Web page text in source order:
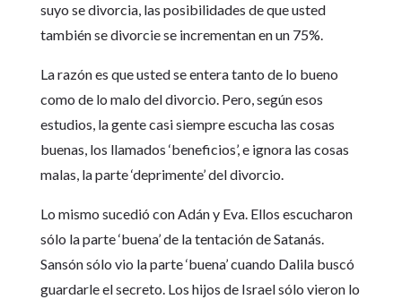
suyo se divorcia, las posibilidades de que usted
también se divorcie se incrementan en un 75%.
La razón es que usted se entera tanto de lo bueno
como de lo malo del divorcio. Pero, según esos
estudios, la gente casi siempre escucha las cosas
buenas, los llamados ‘beneficios’, e ignora las cosas
malas, la parte ‘deprimente’ del divorcio.
Lo mismo sucedió con Adán y Eva. Ellos escucharon
sólo la parte ‘buena’ de la tentación de Satanás.
Sansón sólo vio la parte ‘buena’ cuando Dalila buscó
guardarle el secreto. Los hijos de Israel sólo vieron lo